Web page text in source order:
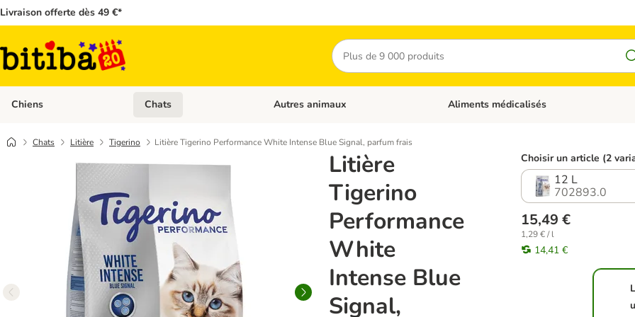
Livraison offerte dès 49 €*
Rechercher
Chiens Dérouler les catégories: Chiens
Chats Dérouler les catégories: Chats
Autres animaux Dérouler les catégories: Autres animaux
Aliments médicalisés
Chats Litière Tigerino Litière Tigerino Performance White Intense Blue Signal, parfum frais
Litière
Tigerino
Performance
White
Intense Blue
Signal,
Choisir un article (2
12 L
702893.0
15,49 €
1,29 € / l
14,41 €